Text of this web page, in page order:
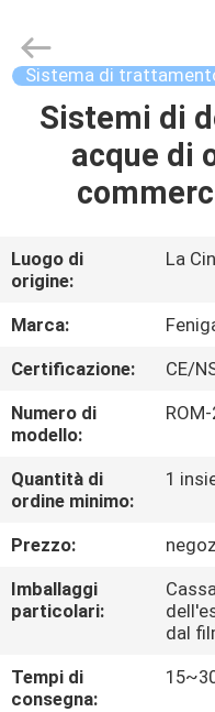
CASA
PRODOTTI
CIRCA
NOI
GIRO
DELLA
FABBRICA
CONTROLLO
DI
QUALITÀ
Fenigal
Science
Technology
Sistema di
Sistemi di
acque di
Luogo di
origine:
La
Marca:
Certificazione:
CE/
Numero di
modello:
Quantità di
ordine minimo:
1
Prezzo:
Imballaggi
particolari:
dal
Tempi di
consegna: